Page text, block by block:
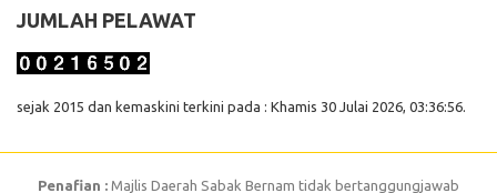
JUMLAH PELAWAT
sejak 2015 dan kemaskini terkini pada : Khamis 30 Julai 2026, 03:36:56.
Penafian : Majlis Daerah Sabak Bernam tidak bertanggungjawab